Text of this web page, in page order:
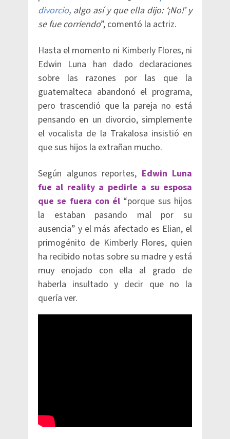
divorcio, algo así y que ella dijo: ‘¡No!’ y
se fue corriendo”, comentó la actriz.
Hasta el momento ni Kimberly Flores, ni
Edwin Luna han dado declaraciones
sobre las razones por las que la
guatemalteca abandonó el programa,
pero trascendió que la pareja no está
pensando en un divorcio, simplemente
el vocalista de la Trakalosa insistió en
que sus hijos la extrañan mucho.
Según algunos reportes, Edwin Luna
fue al reality a pedirle a su esposa
que se fuera con él “porque sus hijos
la estaban pasando mal por su
ausencia” y el más afectado es Elian, el
primogénito de Kimberly Flores, quien
ha recibido notas sobre su madre y está
muy enojado con ella al grado de
haberla insultado y decir que no la
quería ver.